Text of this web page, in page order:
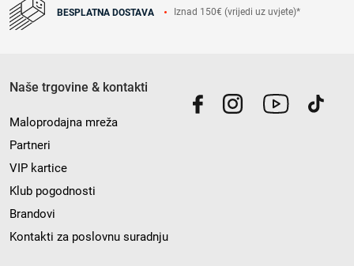
BESPLATNA DOSTAVA Iznad 150€ (vrijedi uz uvjete)*
Naše trgovine & kontakti
Maloprodajna mreža
Partneri
VIP kartice
Klub pogodnosti
Brandovi
Kontakti za poslovnu suradnju